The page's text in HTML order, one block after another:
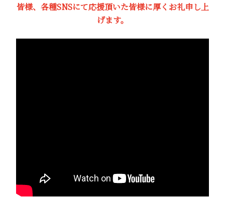
皆様、各種SNSにて応援頂いた皆様に厚くお礼申し上
げます。